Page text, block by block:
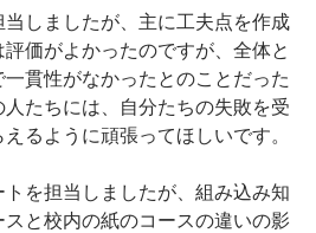
しましたが、主に工夫点を作成
価がよかったのですが、全体と
貫性がなかったとのことだった
たちには、自分たちの失敗を受
るように頑張ってほしいです。
を担当しましたが、組み込み知
と校内の紙のコースの違いの影